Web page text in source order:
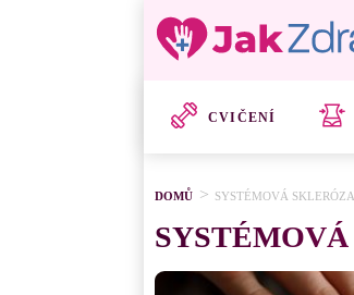
CVIČENÍ
DOMŮ SYSTÉMOVÁ SKLERÓZA